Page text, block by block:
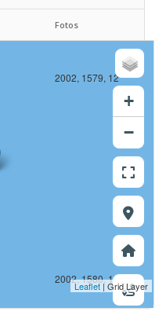
Fotos
2002, 1579, 12
2002, 1580, 12
+
−
Leaflet| Grid Layer